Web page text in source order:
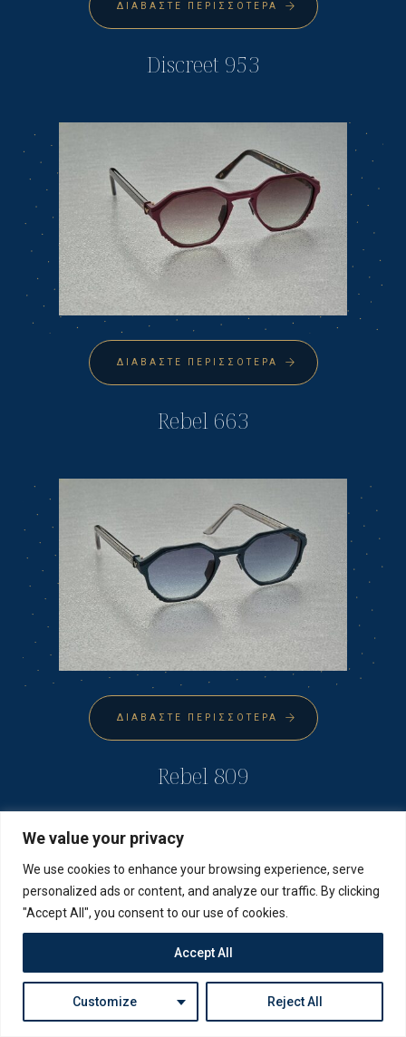
We value your privacy
We use cookies to enhance your browsing experience, serve
personalized ads or content, and analyze our traffic. By clicking
"Accept All", you consent to our use of cookies.
Customize Reject All
Accept All
ΔΙΑΒΆΣΤΕ ΠΕΡΙΣΣΌΤΕΡΑ
Discreet 953
ΔΙΑΒΆΣΤΕ ΠΕΡΙΣΣΌΤΕΡΑ
Rebel 663
ΔΙΑΒΆΣΤΕ ΠΕΡΙΣΣΌΤΕΡΑ
Rebel 809